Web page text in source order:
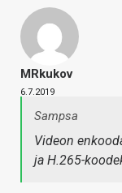
MRkukov
6.7.2019
Sampsa
Videon
ja H.265-